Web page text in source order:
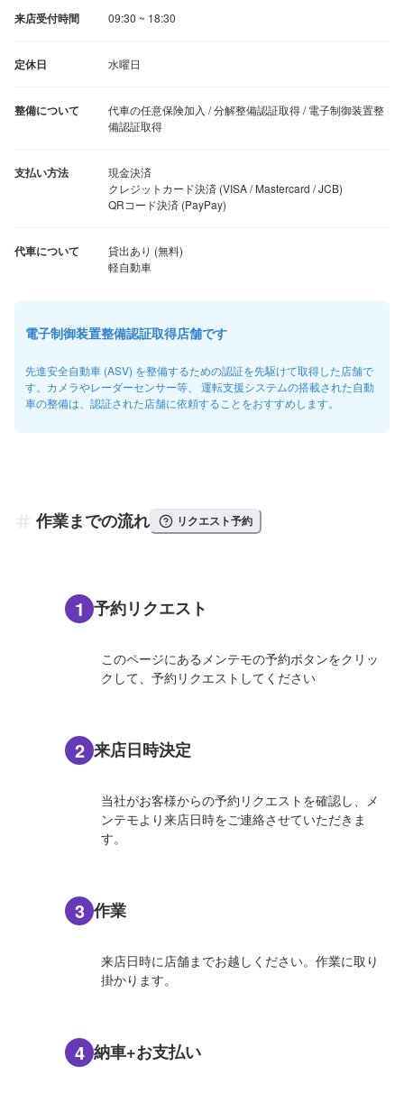
来店受付時間 09:30 ~ 18:30
定休日 水曜日
整備について
代車の任意保険加入 / 分解整備認証取得 / 電子制御装置整
備認証取得
支払い方法
現金決済
クレジットカード決済 (VISA / Mastercard / JCB)
QRコード決済 (PayPay)
代車について
貸出あり (無料)
軽自動車
電子制御装置整備認証取得店舗です
先進安全自動車 (ASV) を整備するための認証を先駆けて取得した店舗で
す。カメラやレーダーセンサー等、 運転支援システムの搭載された自動
車の整備は、認証された店舗に依頼することをおすすめします。
作業までの流れ リクエスト予約
1 予約リクエスト
このページにあるメンテモの予約ボタンをクリッ
クして、予約リクエストしてください
2 来店日時決定
当社がお客様からの予約リクエストを確認し、メ
ンテモより来店日時をご連絡させていただきま
す。
3 作業
来店日時に店舗までお越しください。作業に取り
掛かります。
4 納車+お支払い